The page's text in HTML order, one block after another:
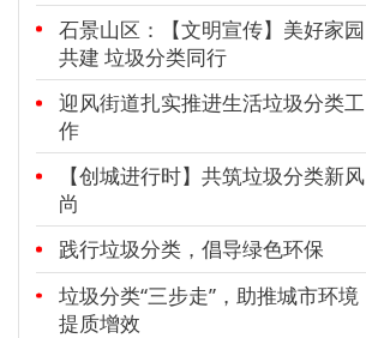
石景山区：【文明宣传】美好家园
共建 垃圾分类同行
迎风街道扎实推进生活垃圾分类工
作
【创城进行时】共筑垃圾分类新风
尚
践行垃圾分类，倡导绿色环保
垃圾分类“三步走”，助推城市环境
提质增效